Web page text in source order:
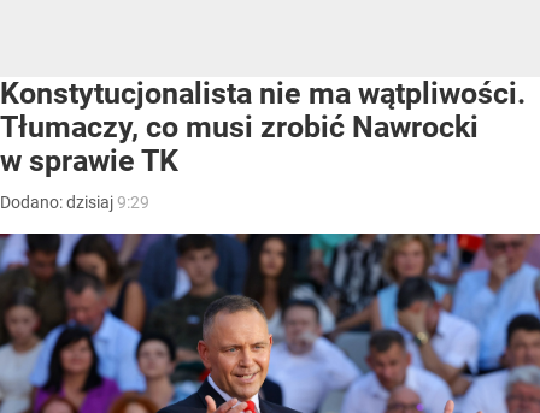
Konstytucjonalista nie ma wątpliwości.
Tłumaczy, co musi zrobić Nawrocki
w sprawie TK
Dodano:dzisiaj9:29